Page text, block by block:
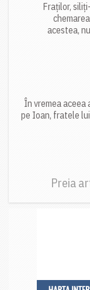
Fraților,
acestea,
În vremea aceea
pe Ioan, fratele
Preia